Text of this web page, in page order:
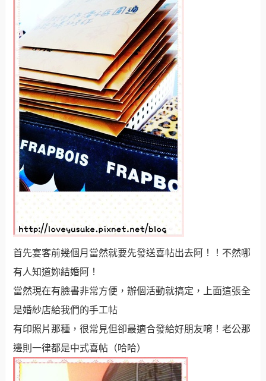
首先宴客前幾個月當然就要先發送喜帖出去阿！！不然哪
有人知道妳結婚阿！
當然現在有臉書非常方便，辦個活動就搞定，上面這張全
是婚紗店給我們的手工帖
有印照片那種，很常見但卻最適合發給好朋友唷！老公那
邊則一律都是中式喜帖（哈哈）